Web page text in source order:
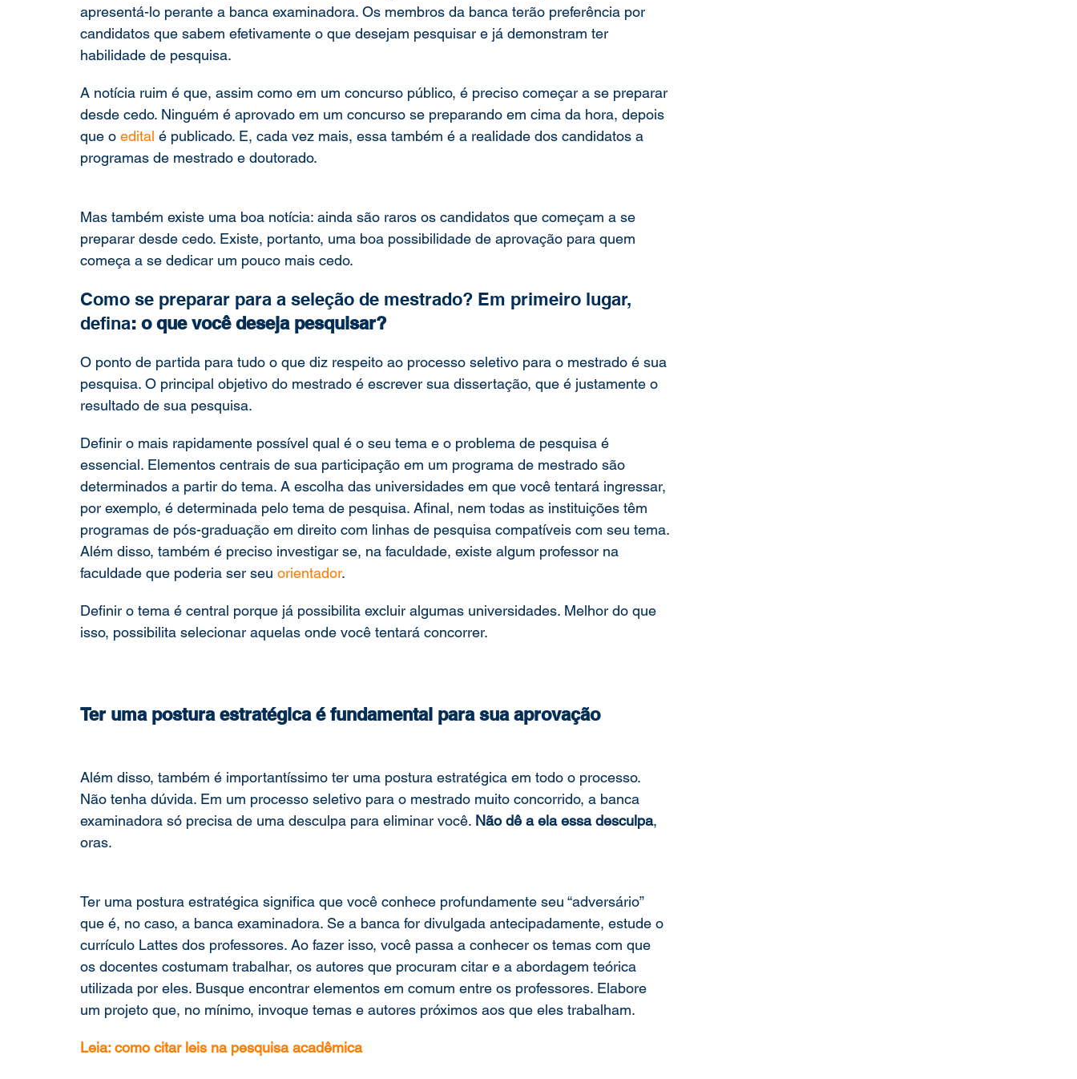
apresentá-lo perante a banca examinadora. Os membros da banca terão preferência por
candidatos que sabem efetivamente o que desejam pesquisar e já demonstram ter
habilidade de pesquisa.
A notícia ruim é que, assim como em um concurso público, é preciso começar a se preparar
desde cedo. Ninguém é aprovado em um concurso se preparando em cima da hora, depois
que o edital é publicado. E, cada vez mais, essa também é a realidade dos candidatos a
programas de mestrado e doutorado.
Mas também existe uma boa notícia: ainda são raros os candidatos que começam a se
preparar desde cedo. Existe, portanto, uma boa possibilidade de aprovação para quem
começa a se dedicar um pouco mais cedo.
Como se preparar para a seleção de mestrado? Em primeiro lugar,
defina: o que você deseja pesquisar?
O ponto de partida para tudo o que diz respeito ao processo seletivo para o mestrado é sua
pesquisa. O principal objetivo do mestrado é escrever sua dissertação, que é justamente o
resultado de sua pesquisa.
Definir o mais rapidamente possível qual é o seu tema e o problema de pesquisa é
essencial. Elementos centrais de sua participação em um programa de mestrado são
determinados a partir do tema. A escolha das universidades em que você tentará ingressar,
por exemplo, é determinada pelo tema de pesquisa. Afinal, nem todas as instituições têm
programas de pós-graduação em direito com linhas de pesquisa compatíveis com seu tema.
Além disso, também é preciso investigar se, na faculdade, existe algum professor na
faculdade que poderia ser seu orientador.
Definir o tema é central porque já possibilita excluir algumas universidades. Melhor do que
isso, possibilita selecionar aquelas onde você tentará concorrer.
Ter uma postura estratégica é fundamental para sua aprovação
Além disso, também é importantíssimo ter uma postura estratégica em todo o processo.
Não tenha dúvida. Em um processo seletivo para o mestrado muito concorrido, a banca
examinadora só precisa de uma desculpa para eliminar você. Não dê a ela essa desculpa,
oras.
Ter uma postura estratégica significa que você conhece profundamente seu “adversário”
que é, no caso, a banca examinadora. Se a banca for divulgada antecipadamente, estude o
currículo Lattes dos professores. Ao fazer isso, você passa a conhecer os temas com que
os docentes costumam trabalhar, os autores que procuram citar e a abordagem teórica
utilizada por eles. Busque encontrar elementos em comum entre os professores. Elabore
um projeto que, no mínimo, invoque temas e autores próximos aos que eles trabalham.
Leia: como citar leis na pesquisa acadêmica